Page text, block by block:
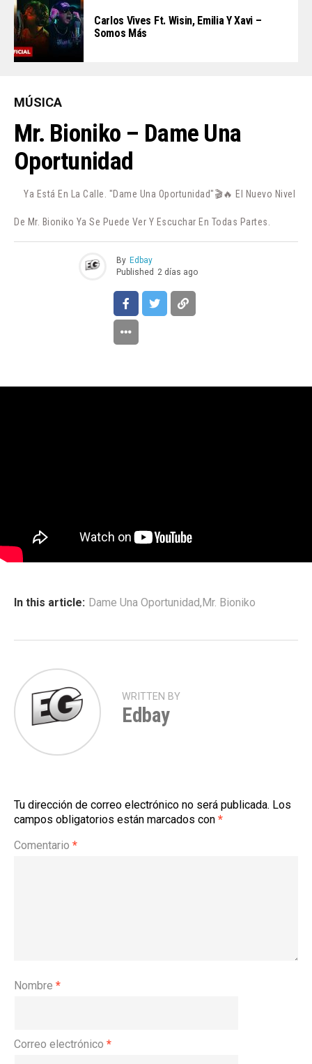
Carlos Vives Ft. Wisin, Emilia Y Xavi –
Somos Más
MÚSICA
Mr. Bioniko – Dame Una
Oportunidad
Ya Está En La Calle. "Dame Una Oportunidad"🎬🔥 El Nuevo Nivel
De Mr. Bioniko Ya Se Puede Ver Y Escuchar En Todas Partes.
By Edbay
Published 2 días ago
In this article: Dame Una Oportunidad,Mr. Bioniko
WRITTEN BY
Edbay
Tu dirección de correo electrónico no será publicada. Los
campos obligatorios están marcados con *
Comentario *
Nombre *
Correo electrónico *